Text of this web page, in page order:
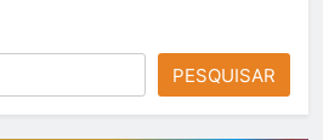
PESQUISAR